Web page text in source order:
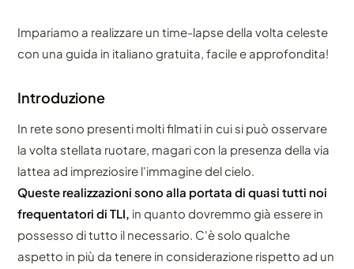
Impariamo a realizzare un time-lapse della volta celeste
con una guida in italiano gratuita, facile e approfondita!
Introduzione
In rete sono presenti molti filmati in cui si può osservare
la volta stellata ruotare, magari con la presenza della via
lattea ad impreziosire l'immagine del cielo.
Queste realizzazioni sono alla portata di quasi tutti noi
frequentatori di TLI, in quanto dovremmo già essere in
possesso di tutto il necessario. C'è solo qualche
aspetto in più da tenere in considerazione rispetto ad un